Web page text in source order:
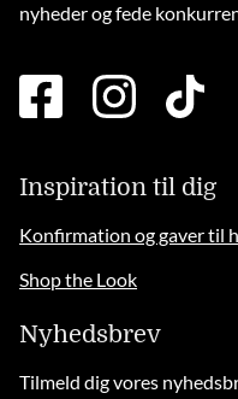
nyheder og fede
facebook
square
instagram
Inspiration til dig
Konfirmation og gaver til
Shop the Look
Nyhedsbrev
Tilmeld dig vores